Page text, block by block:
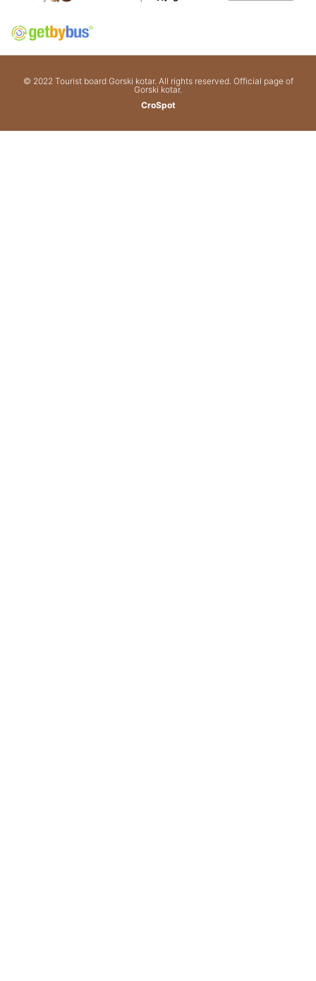
© 2022 Tourist board Gorski kotar. All rights reserved. Official page of
Gorski kotar.
CroSpot